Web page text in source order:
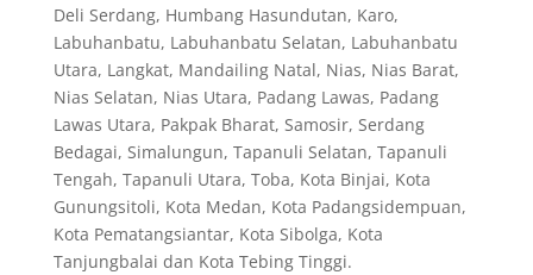
Deli Serdang, Humbang Hasundutan, Karo,
Labuhanbatu, Labuhanbatu Selatan, Labuhanbatu
Utara, Langkat, Mandailing Natal, Nias, Nias Barat,
Nias Selatan, Nias Utara, Padang Lawas, Padang
Lawas Utara, Pakpak Bharat, Samosir, Serdang
Bedagai, Simalungun, Tapanuli Selatan, Tapanuli
Tengah, Tapanuli Utara, Toba, Kota Binjai, Kota
Gunungsitoli, Kota Medan, Kota Padangsidempuan,
Kota Pematangsiantar, Kota Sibolga, Kota
Tanjungbalai dan Kota Tebing Tinggi.